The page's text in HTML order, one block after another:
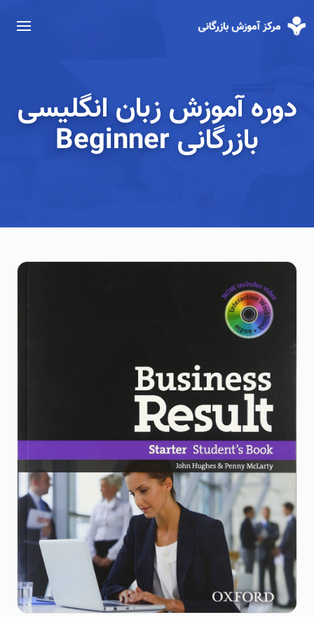
دوره آموزش زبان انگلیسی
بازرگانی Beginner